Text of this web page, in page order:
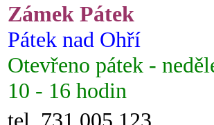
Zámek Pátek
Pátek nad Ohří
Otevřeno pátek -
10 - 16 hodin
tel. 731 005 123